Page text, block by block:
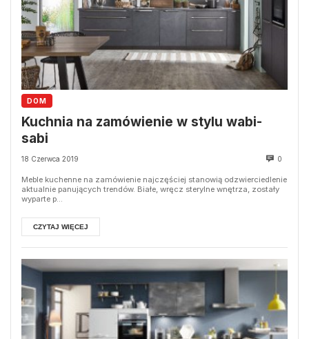
DOM
Kuchnia na zamówienie w stylu wabi-
sabi
18 Czerwca 2019 0
Meble kuchenne na zamówienie najczęściej stanowią odzwierciedlenie
aktualnie panujących trendów. Białe, wręcz sterylne wnętrza, zostały
wyparte p...
CZYTAJ WIĘCEJ